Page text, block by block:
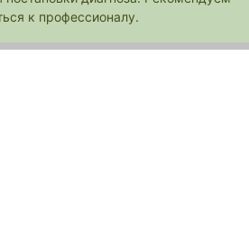
к профессионалу.